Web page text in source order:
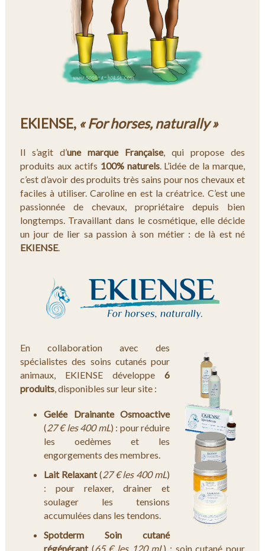
EKIENSE, « For horses, naturally »
Il s’agit d’une marque Française, qui propose des
produits aux actifs 100% naturels. L’idée de la marque,
c’est d’avoir des produits très sains pour nos chevaux et
faciles à utiliser. Caroline en est la créatrice. C’est une
passionnée de chevaux, propriétaire depuis bien
longtemps. Travaillant dans le cosmétique, elle décide
un jour de lier sa passion à son métier : de là est né
EKIENSE.
En collaboration avec des
spécialistes des soins cutanés pour
animaux, EKIENSE développe6
produits, disponibles sur leur site :
Gelée Drainante Osmoactive
(27 € les 400 mL) : pour réduire
les oedèmes et les
engorgements des membres.
Lait Relaxant(27 € les 400 mL)
: pour relaxer, drainer et
soulager les tensions
accumulées dans les tendons.
Spotderm Soin cutané
régénérant (65 € les 120 mL) : soin cutané pour